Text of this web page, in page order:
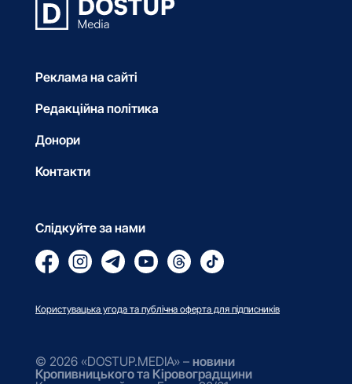
Реклама на сайті
Редакційна політика
Донори
Контакти
Слідкуйте за нами
Користувацька угода та публічна оферта для підписників
© 2026 «DOSTUP.MEDIA» – новини
Кропивницького та Кіровоградщини